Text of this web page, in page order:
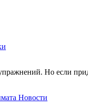
Но если
Новости